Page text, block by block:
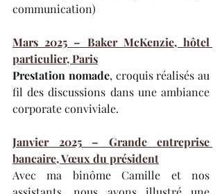
communication)
Mars 2025 – Baker McKenzie, hôtel
particulier, Paris
Prestation nomade, croquis réalisés au
fil des discussions dans une ambiance
corporate conviviale.
Janvier 2025 – Grande entreprise
bancaire, Vœux du président
Avec ma binôme Camille et nos